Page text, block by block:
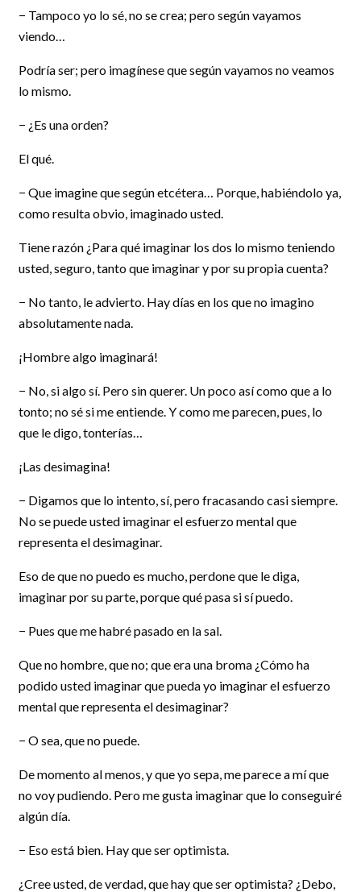
− Tampoco yo lo sé, no se crea; pero según vayamos
viendo…
Podría ser; pero imagínese que según vayamos no veamos
lo mismo.
− ¿Es una orden?
El qué.
− Que imagine que según etcétera… Porque, habiéndolo ya,
como resulta obvio, imaginado usted.
Tiene razón ¿Para qué imaginar los dos lo mismo teniendo
usted, seguro, tanto que imaginar y por su propia cuenta?
− No tanto, le advierto. Hay días en los que no imagino
absolutamente nada.
¡Hombre algo imaginará!
− No, si algo sí. Pero sin querer. Un poco así como que a lo
tonto; no sé si me entiende. Y como me parecen, pues, lo
que le digo, tonterías…
¡Las desimagina!
− Digamos que lo intento, sí, pero fracasando casi siempre.
No se puede usted imaginar el esfuerzo mental que
representa el desimaginar.
Eso de que no puedo es mucho, perdone que le diga,
imaginar por su parte, porque qué pasa si sí puedo.
− Pues que me habré pasado en la sal.
Que no hombre, que no; que era una broma ¿Cómo ha
podido usted imaginar que pueda yo imaginar el esfuerzo
mental que representa el desimaginar?
− O sea, que no puede.
De momento al menos, y que yo sepa, me parece a mí que
no voy pudiendo. Pero me gusta imaginar que lo conseguiré
algún día.
− Eso está bien. Hay que ser optimista.
¿Cree usted, de verdad, que hay que ser optimista? ¿Debo,